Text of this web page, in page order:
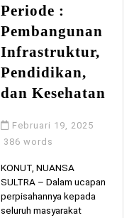
Periode :
Pembangunan
Infrastruktur,
Pendidikan,
dan Kesehatan
Februari 19, 2025
386 words
KONUT, NUANSA
SULTRA – Dalam ucapan
perpisahannya kepada
seluruh masyarakat